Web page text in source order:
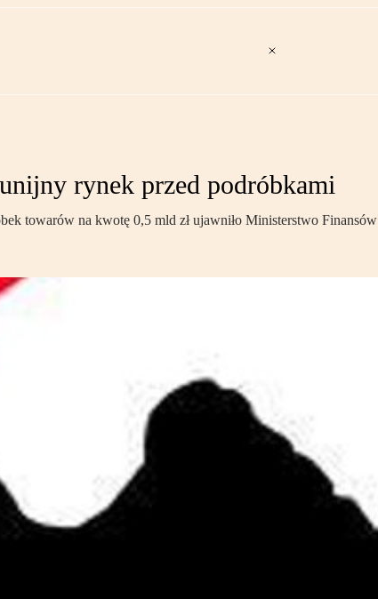
rynek przed podróbkami
towarów na kwotę 0,5 mld zł ujawniło Ministerstwo Finansów